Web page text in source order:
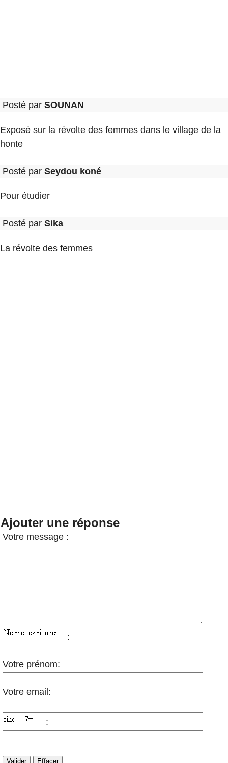
Posté par SOUNAN
Exposé sur la révolte des femmes dans le village de la
honte
Posté par Seydou koné
Pour étudier
Posté par Sika
La révolte des femmes
Ajouter une réponse
Votre message :
:
Votre prénom:
Votre email:
: